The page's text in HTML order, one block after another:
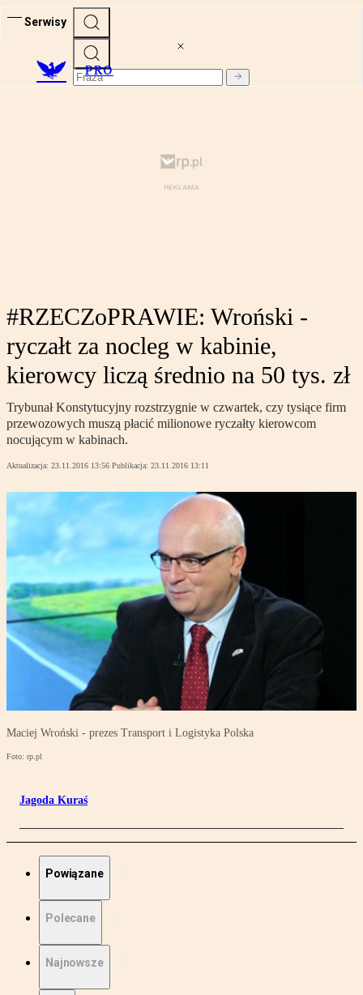
Serwisy
PRO
#RZECZoPRAWIE: Wroński -
ryczałt za nocleg w kabinie,
kierowcy liczą średnio na 50 tys. zł
Trybunał Konstytucyjny rozstrzygnie w czwartek, czy tysiące firm
przewozowych muszą płacić milionowe ryczałty kierowcom
nocującym w kabinach.
Aktualizacja: 23.11.2016 13:56 Publikacja: 23.11.2016 13:11
Maciej Wroński - prezes Transport i Logistyka Polska
Foto: rp.pl
Jagoda Kuraś
Powiązane
Polecane
Najnowsze